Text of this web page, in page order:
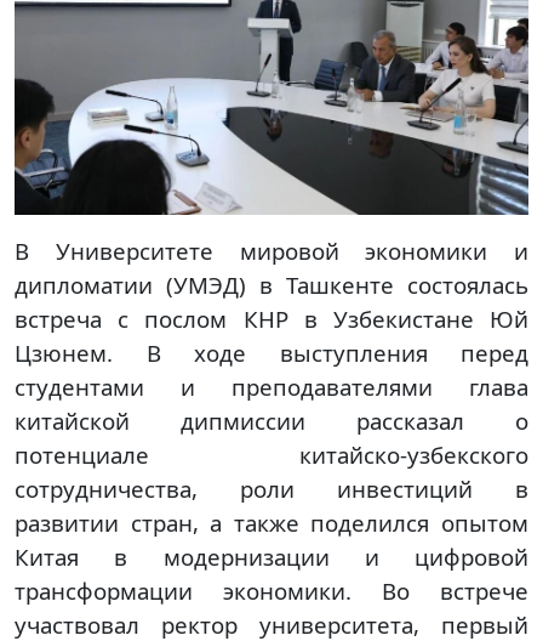
В Университете мировой экономики и
дипломатии (УМЭД) в Ташкенте состоялась
встреча с послом КНР в Узбекистане Юй
Цзюнем. В ходе выступления перед
студентами и преподавателями глава
китайской дипмиссии рассказал о
потенциале китайско-узбекского
сотрудничества, роли инвестиций в
развитии стран, а также поделился опытом
Китая в модернизации и цифровой
трансформации экономики. Во встрече
участвовал ректор университета, первый